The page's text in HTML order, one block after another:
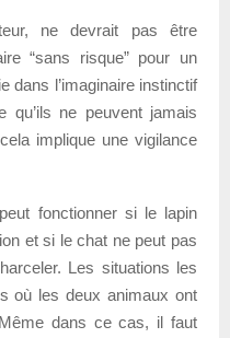
ne devrait pas être
“sans risque” pour un
dans l’imaginaire instinctif
ne peuvent jamais
implique une vigilance
fonctionner si le lapin
et si le chat ne peut pas
Les situations les
où les deux animaux ont
dans ce cas, il faut